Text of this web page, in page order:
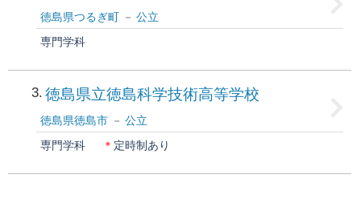
徳島県つるぎ町
公立
専門学科
3 徳島県立徳島科学技術高等学校
徳島県徳島市
公立
専門学科
＊ 定時制あり